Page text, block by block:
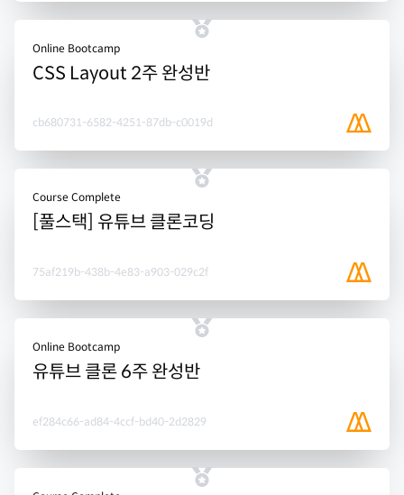
Online Bootcamp
CSS Layout 2주 완성반
cb680731-6582-4251-87db-c0019d
Course Complete
[풀스택] 유튜브 클론코딩
75af219b-438b-4e83-a903-029c2f
Online Bootcamp
유튜브 클론 6주 완성반
ef284c66-ad84-4ccf-bd40-2d2829